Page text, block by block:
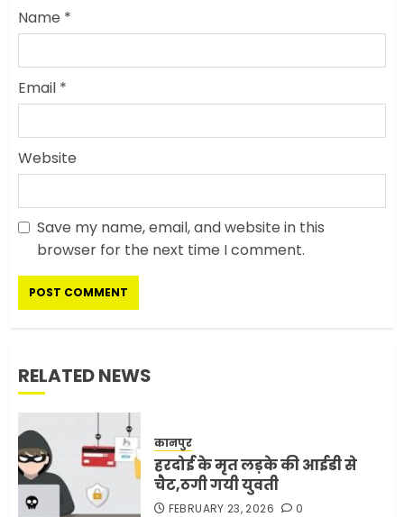
Name *
Email *
Website
Save my name, email, and website in this
browser for the next time I comment.
RELATED NEWS
कानपुर
हरदोई के मृत लड़के की आईडी से
चैट,ठगी गयी युवती
FEBRUARY 23, 2026 0
सरकारी दफ्तरों में जनसेवा कम,
जनता का अपमान ज्यादा? जनता के
4
MAY 18, 2026